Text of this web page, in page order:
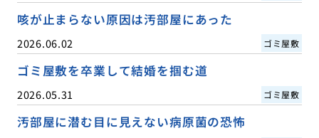
咳が止まらない原因は汚部屋にあった
2026.06.02 ゴミ屋敷
ゴミ屋敷を卒業して結婚を掴む道
2026.05.31 ゴミ屋敷
汚部屋に潜む目に見えない病原菌の恐怖